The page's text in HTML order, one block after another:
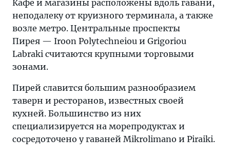
Кафе и магазины расположены вдоль гавани,
неподалеку от круизного терминала, а также
возле метро. Центральные проспекты
Пирея — Iroon Polytechneiou и Grigoriou
Labraki считаются крупными торговыми
зонами.
Пирей славится большим разнообразием
таверн и ресторанов, известных своей
кухней. Большинство из них
специализируется на морепродуктах и
сосредоточено у гаваней Mikrolimano и Piraiki.